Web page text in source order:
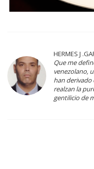
HERMES J
Que me
venezolano,
han derivado
realzan la
gentilicio de